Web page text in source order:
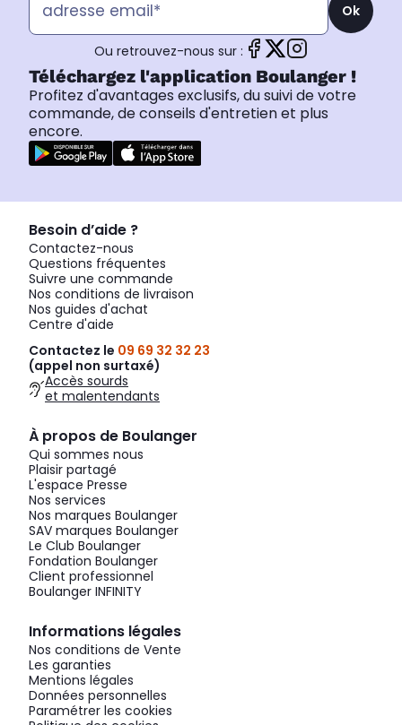
Ok
Ou retrouvez-nous sur :
Téléchargez l'application Boulanger !
Profitez d'avantages exclusifs, du suivi de votre
commande, de conseils d'entretien et plus
encore.
Besoin d’aide ?
Contactez-nous
Questions fréquentes
Suivre une commande
Nos conditions de livraison
Nos guides d'achat
Centre d'aide
Contactez le 09 69 32 32 23
(appel non surtaxé)
Accès sourds
et malentendants
À propos de Boulanger
Qui sommes nous
Plaisir partagé
L'espace Presse
Nos services
Nos marques Boulanger
SAV marques Boulanger
Le Club Boulanger
Fondation Boulanger
Client professionnel
Boulanger INFINITY
Informations légales
Nos conditions de Vente
Les garanties
Mentions légales
Données personnelles
Paramétrer les cookies